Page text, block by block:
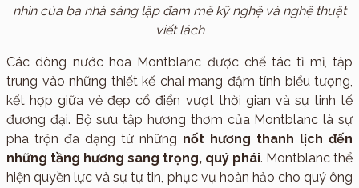
nhìn của ba nhà sáng lập đam mê kỹ nghệ và nghệ thuật
viết lách
Các dòng nước hoa Montblanc được chế tác tỉ mỉ, tập
trung vào những thiết kế chai mang đậm tính biểu tượng,
kết hợp giữa vẻ đẹp cổ điển vượt thời gian và sự tinh tế
đương đại. Bộ sưu tập hương thơm của Montblanc là sự
pha trộn đa dạng từ những nốt hương thanh lịch đến
những tầng hương sang trọng, quý phái. Montblanc thể
hiện quyền lực và sự tự tin, phục vụ hoàn hảo cho quý ông